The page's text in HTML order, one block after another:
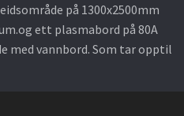
på 1300x2500mm
ett plasmabord på 80A
med vannbord. Som tar opptil